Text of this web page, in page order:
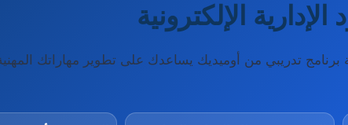
الإلكترونية
برنامج تدريبي من أوميديك يساعدك على تطوير مهاراتك